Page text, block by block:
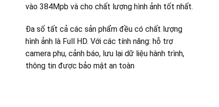
vào 384Mpb và cho chất lượng hình ảnh tốt nhất.
Đa số tất cả các sản phẩm đều có chất lượng
hình ảnh là Full HD. Với các tính năng: hỗ trợ
camera phụ, cảnh báo, lưu lại dữ liệu hành trình,
thông tin được bảo mật an toàn